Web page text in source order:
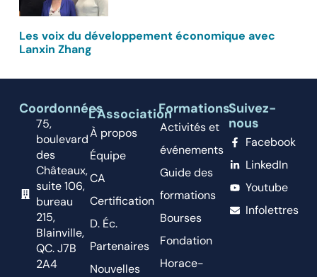
Les voix du développement économique avec
Lanxin Zhang
Coordonnées
75,
boulevard
des
Châteaux,
suite 106,
bureau
215,
Blainville,
QC. J7B
2A4
L'Association
À propos
Équipe
CA
Certification
D. Éc.
Partenaires
Nouvelles
Formations
Activités et
événements
Guide des
formations
Bourses
Fondation
Horace-
Suivez-
nous
Facebook
LinkedIn
Youtube
Infolettres